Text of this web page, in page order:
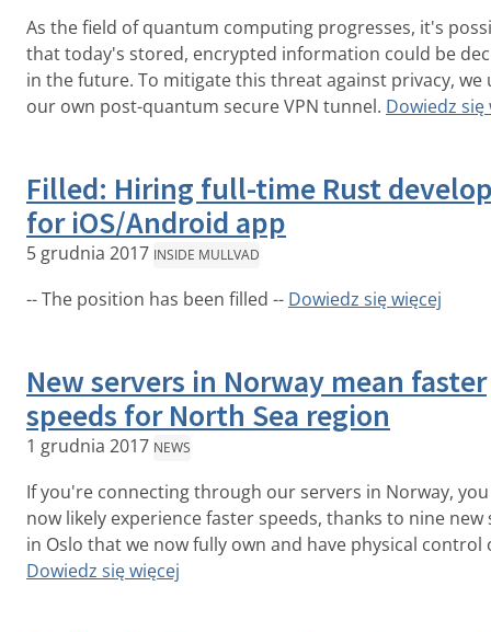
As the field of quantum computing progresses, it's
that today's stored, encrypted information could be
in the future. To mitigate this threat against privacy, we
our own post-quantum secure VPN tunnel. Dowiedz się
Filled: Hiring full-time Rust
for iOS/Android app
5 grudnia 2017 INSIDE MULLVAD
-- The position has been filled -- Dowiedz się więcej
New servers in Norway mean faster
speeds for North Sea region
1 grudnia 2017 NEWS
If you're connecting through our servers in Norway,
now likely experience faster speeds, thanks to nine new
in Oslo that we now fully own and have physical control
Dowiedz się więcej